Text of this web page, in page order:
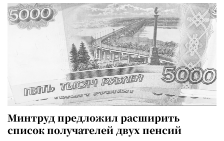
Минтруд предложил расширить
список получателей двух пенсий